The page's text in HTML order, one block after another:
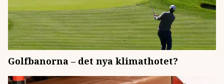
Golfbanorna – det nya klimathotet?